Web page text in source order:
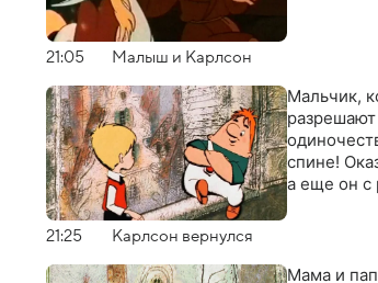
21:05 Малыш и Карлсон
Мальчик,
спине!
а еще он с
21:25 Карлсон вернулся
Мама и